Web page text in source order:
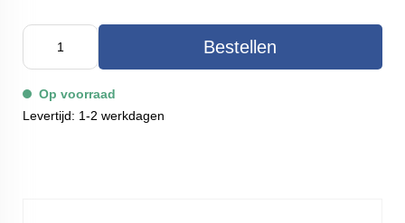
Bestellen
Op voorraad
Levertijd: 1-2 werkdagen